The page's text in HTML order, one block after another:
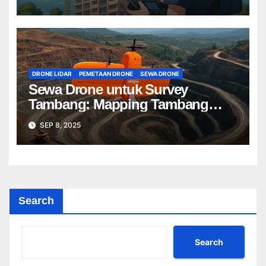
DRONE LIDAR PEMETAAN DRONE SEWA DRONE
Sewa Drone untuk Survey
Tambang: Mapping Tambang
Profesional Lebih Cepat & Akurat
SEP 8, 2025
Search
Search